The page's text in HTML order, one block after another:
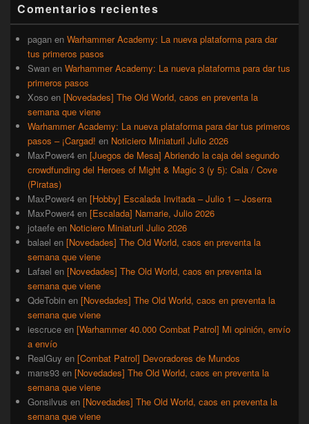
lateral
primaria
Comentarios recientes
pagan en Warhammer Academy: La nueva plataforma para dar
tus primeros pasos
Swan en Warhammer Academy: La nueva plataforma para dar tus
primeros pasos
Xoso en [Novedades] The Old World, caos en preventa la
semana que viene
Warhammer Academy: La nueva plataforma para dar tus primeros
pasos – ¡Cargad! en Noticiero Miniaturil Julio 2026
MaxPower4 en [Juegos de Mesa] Abriendo la caja del segundo
crowdfunding del Heroes of Might & Magic 3 (y 5): Cala / Cove
(Piratas)
MaxPower4 en [Hobby] Escalada Invitada – Julio 1 – Joserra
MaxPower4 en [Escalada] Namarie, Julio 2026
jotaefe en Noticiero Miniaturil Julio 2026
balael en [Novedades] The Old World, caos en preventa la
semana que viene
Lafael en [Novedades] The Old World, caos en preventa la
semana que viene
QdeTobin en [Novedades] The Old World, caos en preventa la
semana que viene
iescruce en [Warhammer 40.000 Combat Patrol] Mi opinión, envío
a envío
RealGuy en [Combat Patrol] Devoradores de Mundos
mans93 en [Novedades] The Old World, caos en preventa la
semana que viene
Gonsilvus en [Novedades] The Old World, caos en preventa la
semana que viene